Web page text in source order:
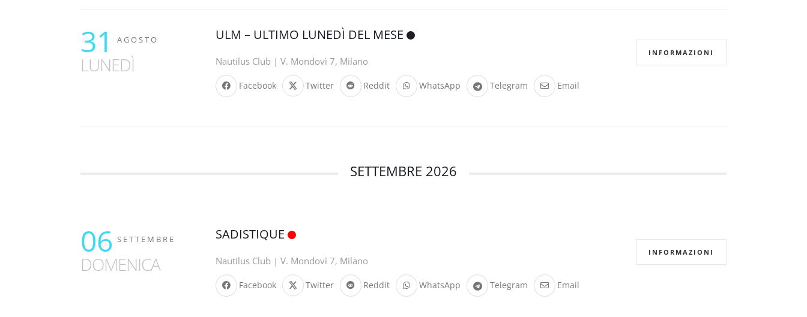
31 AGOSTO
LUNEDÌ
ULM – ULTIMO LUNEDÌ DEL MESE
Nautilus Club | V. Mondovì 7, Milano
Facebook Twitter Reddit WhatsApp Telegram Email
INFORMAZIONI
SETTEMBRE 2026
06 SETTEMBRE
DOMENICA
SADISTIQUE
Nautilus Club | V. Mondovì 7, Milano
Facebook Twitter Reddit WhatsApp Telegram Email
INFORMAZIONI